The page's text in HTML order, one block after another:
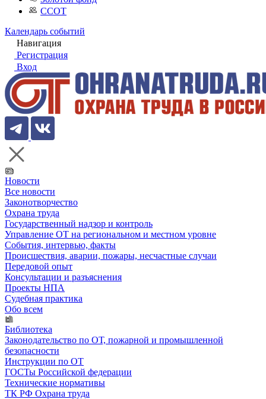
ССОТ
Календарь событий
Навигация
Регистрация
Вход
Новости
Все новости
Законотворчество
Охрана труда
Государственный надзор и контроль
Управление ОТ на региональном и местном уровне
События, интервью, факты
Происшествия, аварии, пожары, несчастные случаи
Передовой опыт
Консультации и разъяснения
Проекты НПА
Судебная практика
Обо всем
Библиотека
Законодательство по ОТ, пожарной и промышленной
безопасности
Инструкции по ОТ
ГОСТы Российской федерации
Технические нормативы
ТК РФ Охрана труда